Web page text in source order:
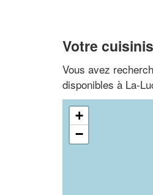
Votre
Vous avez
disponibles à La-
+
−